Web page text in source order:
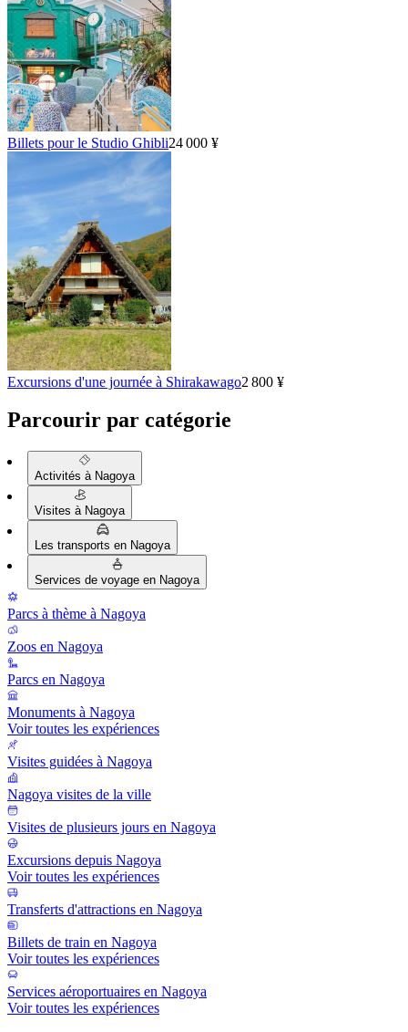
Billets pour le Studio Ghibli24 000 ¥
Excursions d'une journée à Shirakawago2 800 ¥
Parcourir par catégorie
Activités à Nagoya
Visites à Nagoya
Les transports en Nagoya
Services de voyage en Nagoya
Parcs à thème à Nagoya
Zoos en Nagoya
Parcs en Nagoya
Monuments à Nagoya
Voir toutes les expériences
Visites guidées à Nagoya
Nagoya visites de la ville
Visites de plusieurs jours en Nagoya
Excursions depuis Nagoya
Voir toutes les expériences
Transferts d'attractions en Nagoya
Billets de train en Nagoya
Voir toutes les expériences
Services aéroportuaires en Nagoya
Voir toutes les expériences